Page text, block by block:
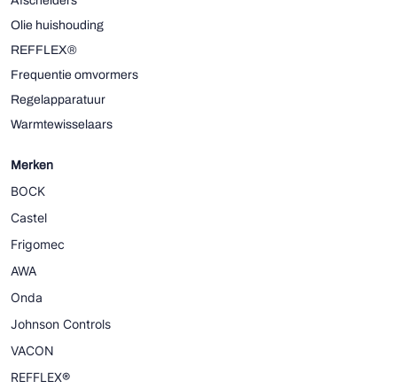
Olie huishouding
REFFLEX®
Frequentie omvormers
Regelapparatuur
Warmtewisselaars
Merken
BOCK
Castel
Frigomec
AWA
Onda
Johnson Controls
VACON
REFFLEX®